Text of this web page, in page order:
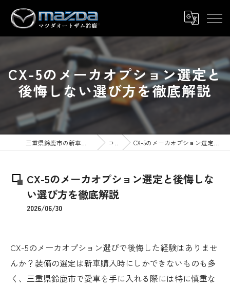
CX-5のメーカオプション選定と
後悔しない選び方を徹底解説
コラム CX-5のメーカオプション選定と後悔しない選び方を徹底解説
CX-5のメーカオプション選定と後悔しな
い選び方を徹底解説
2026/06/30
CX-5のメーカオプション選びで後悔した経験はありませ
んか？装備の選定は新車購入時にしかできないものも多
く、三重県鈴鹿市で愛車を手に入れる際には特に慎重な